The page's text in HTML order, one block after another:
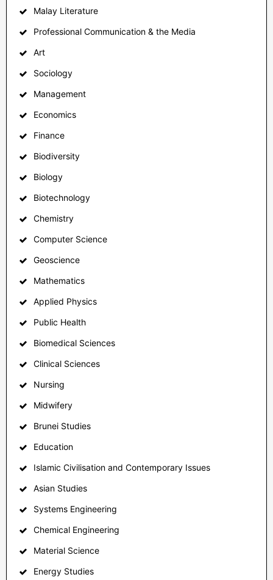
Malay Literature
Professional Communication & the Media
Art
Sociology
Management
Economics
Finance
Biodiversity
Biology
Biotechnology
Chemistry
Computer Science
Geoscience
Mathematics
Applied Physics
Public Health
Biomedical Sciences
Clinical Sciences
Nursing
Midwifery
Brunei Studies
Education
Islamic Civilisation and Contemporary Issues
Asian Studies
Systems Engineering
Chemical Engineering
Material Science
Energy Studies